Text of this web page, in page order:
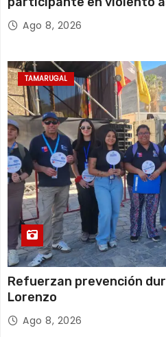
Ago 8, 2026
TAMARUGAL
Refuerzan prevención
Lorenzo
Ago 8, 2026